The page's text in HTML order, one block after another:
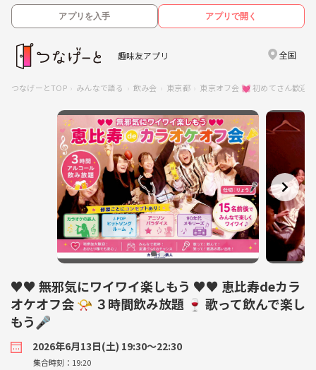
アプリを入手 アプリで開く
趣味友アプリ 全国
つなげーとTOP みんなで語る 飲み会 東京都 東京オフ会 💓 初めてさん歓迎
♥♥ 無邪気にワイワイ楽しもう ♥♥ 恵比寿deカラ
オケオフ会 📯 ３時間飲み放題 🍷 歌って飲んで楽し
もう🎤
2026年6月13日(土) 19:30〜22:30
集合時刻：19:20